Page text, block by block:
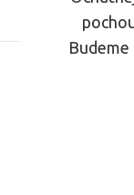
Budeme